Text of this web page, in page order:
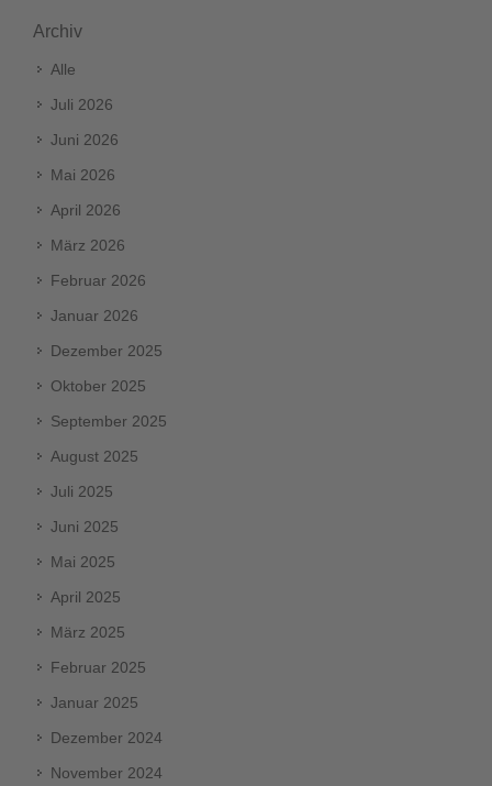
Archiv
Alle
Juli 2026
Juni 2026
Mai 2026
April 2026
März 2026
Februar 2026
Januar 2026
Dezember 2025
Oktober 2025
September 2025
August 2025
Juli 2025
Juni 2025
Mai 2025
April 2025
März 2025
Februar 2025
Januar 2025
Dezember 2024
November 2024